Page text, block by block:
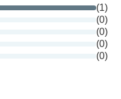
(1)
(0)
(0)
(0)
(0)